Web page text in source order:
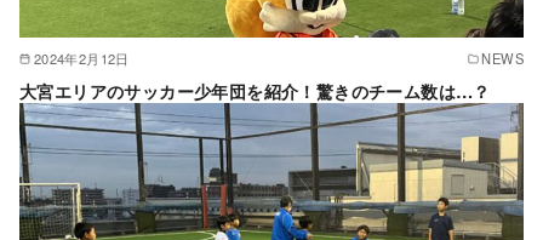
2024年2月12日 NEWS
大宮エリアのサッカー少年団を紹介！驚きのチーム数は…？